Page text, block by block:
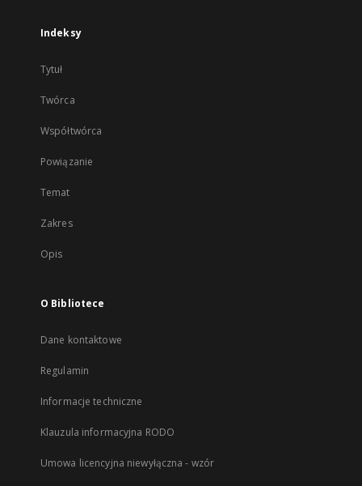
Indeksy
Tytuł
Twórca
Współtwórca
Powiązanie
Temat
Zakres
Opis
O Bibliotece
Dane kontaktowe
Regulamin
Informacje techniczne
Klauzula informacyjna RODO
Umowa licencyjna niewyłączna - wzór